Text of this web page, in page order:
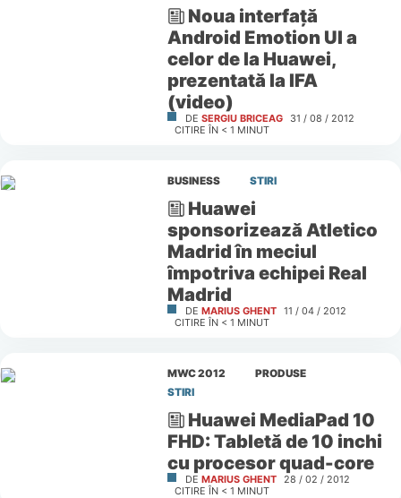
Noua interfaţă
Android Emotion UI a
celor de la Huawei,
prezentată la IFA
(video)
DE SERGIU BRICEAG
31 / 08 / 2012
CITIRE ÎN < 1 MINUT
BUSINESS STIRI
Huawei
sponsorizează Atletico
Madrid în meciul
împotriva echipei Real
Madrid
DE MARIUS GHENT 11 / 04 / 2012
CITIRE ÎN < 1 MINUT
MWC 2012
PRODUSE
STIRI
Huawei MediaPad 10
FHD: Tabletă de 10 inchi
cu procesor quad-core
DE MARIUS GHENT 28 / 02 / 2012
CITIRE ÎN < 1 MINUT